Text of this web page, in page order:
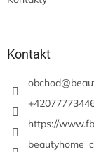
Kontakt
obchod@
https://